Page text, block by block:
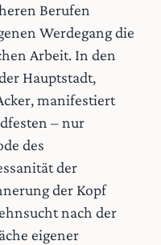
Berufen
Werdegang die
Arbeit. In den
Hauptstadt,
manifestiert
– nur
des
der
der Kopf
nach der
eigener